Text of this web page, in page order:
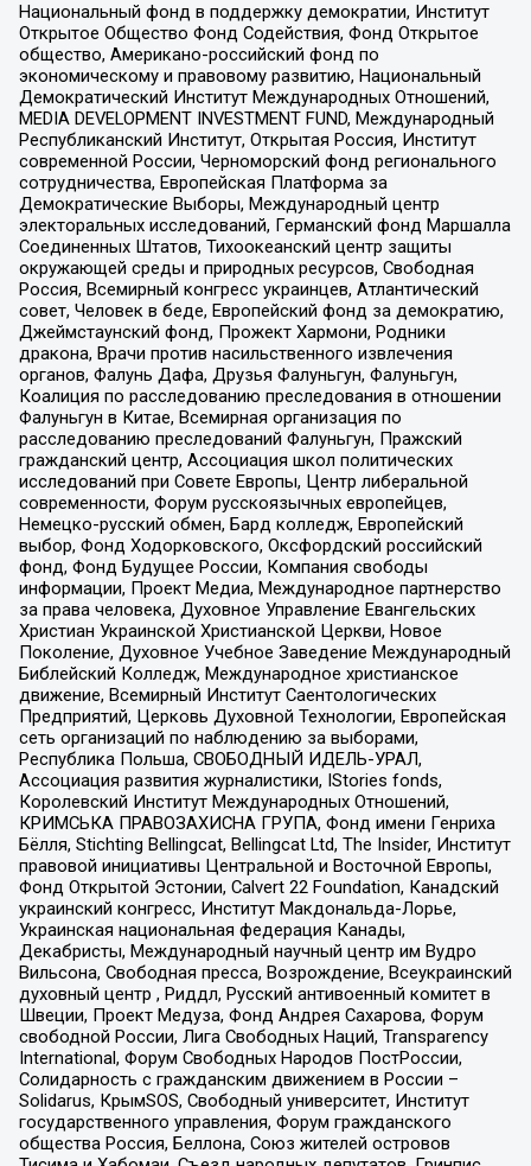
Национальный фонд в поддержку демократии, Институт
Открытое Общество Фонд Содействия, Фонд Открытое
общество, Американо-российский фонд по
экономическому и правовому развитию, Национальный
Демократический Институт Международных Отношений,
MEDIA DEVELOPMENT INVESTMENT FUND, Международный
Республиканский Институт, Открытая Россия, Институт
современной России, Черноморский фонд регионального
сотрудничества, Европейская Платформа за
Демократические Выборы, Международный центр
электоральных исследований, Германский фонд Маршалла
Соединенных Штатов, Тихоокеанский центр защиты
окружающей среды и природных ресурсов, Свободная
Россия, Всемирный конгресс украинцев, Атлантический
совет, Человек в беде, Европейский фонд за демократию,
Джеймстаунский фонд, Прожект Хармони, Родники
дракона, Врачи против насильственного извлечения
органов, Фалунь Дафа, Друзья Фалуньгун, Фалуньгун,
Коалиция по расследованию преследования в отношении
Фалуньгун в Китае, Всемирная организация по
расследованию преследований Фалуньгун, Пражский
гражданский центр, Ассоциация школ политических
исследований при Совете Европы, Центр либеральной
современности, Форум русскоязычных европейцев,
Немецко-русский обмен, Бард колледж, Европейский
выбор, Фонд Ходорковского, Оксфордский российский
фонд, Фонд Будущее России, Компания свободы
информации, Проект Медиа, Международное партнерство
за права человека, Духовное Управление Евангельских
Христиан Украинской Христианской Церкви, Новое
Поколение, Духовное Учебное Заведение Международный
Библейский Колледж, Международное христианское
движение, Всемирный Институт Саентологических
Предприятий, Церковь Духовной Технологии, Европейская
сеть организаций по наблюдению за выборами,
Республика Польша, СВОБОДНЫЙ ИДЕЛЬ-УРАЛ,
Ассоциация развития журналистики, IStories fonds,
Королевский Институт Международных Отношений,
КРИМСЬКА ПРАВОЗАХИСНА ГРУПА, Фонд имени Генриха
Бёлля, Stichting Bellingcat, Bellingcat Ltd, The Insider, Институт
правовой инициативы Центральной и Восточной Европы,
Фонд Открытой Эстонии, Calvert 22 Foundation, Канадский
украинский конгресс, Институт Макдональда-Лорье,
Украинская национальная федерация Канады,
Декабристы, Международный научный центр им Вудро
Вильсона, Свободная пресса, Возрождение, Всеукраинский
духовный центр , Риддл, Русский антивоенный комитет в
Швеции, Проект Медуза, Фонд Андрея Сахарова, Форум
свободной России, Лига Свободных Наций, Transparеncy
International, Форум Свободных Народов ПостРоссии,
Солидарность с гражданским движением в России –
Solidarus, КрымSOS, Свободный университет, Институт
государственного управления, Форум гражданского
общества Россия, Беллона, Союз жителей островов